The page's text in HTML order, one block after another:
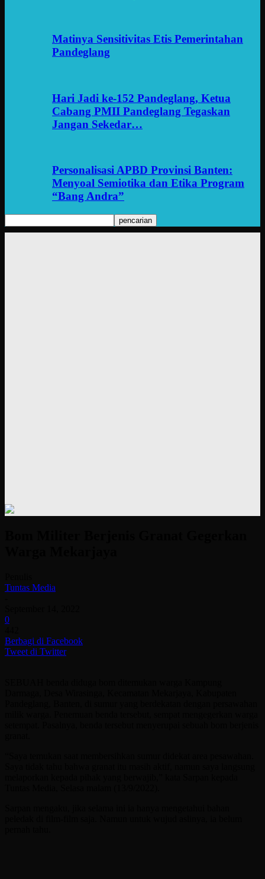
Matinya Sensitivitas Etis Pemerintahan
Pandeglang
Hari Jadi ke-152 Pandeglang, Ketua
Cabang PMII Pandeglang Tegaskan
Jangan Sekedar…
Personalisasi APBD Provinsi Banten:
Menyoal Semiotika dan Etika Program
“Bang Andra”
Tuntas Media
0
Berbagi di Facebook
Tweet di Twitter